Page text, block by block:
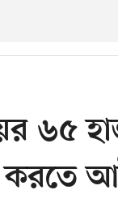
৬৫
করতে